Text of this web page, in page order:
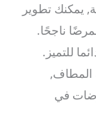
يمكنك تطوير
ناجحًا.
للتميز.
المطاف,
في